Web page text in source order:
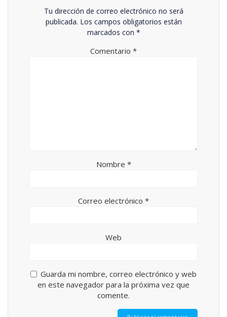
Tu dirección de correo electrónico no será
publicada. Los campos obligatorios están
marcados con *
Comentario *
Nombre *
Correo electrónico *
Web
Guarda mi nombre, correo electrónico y web
en este navegador para la próxima vez que
comente.